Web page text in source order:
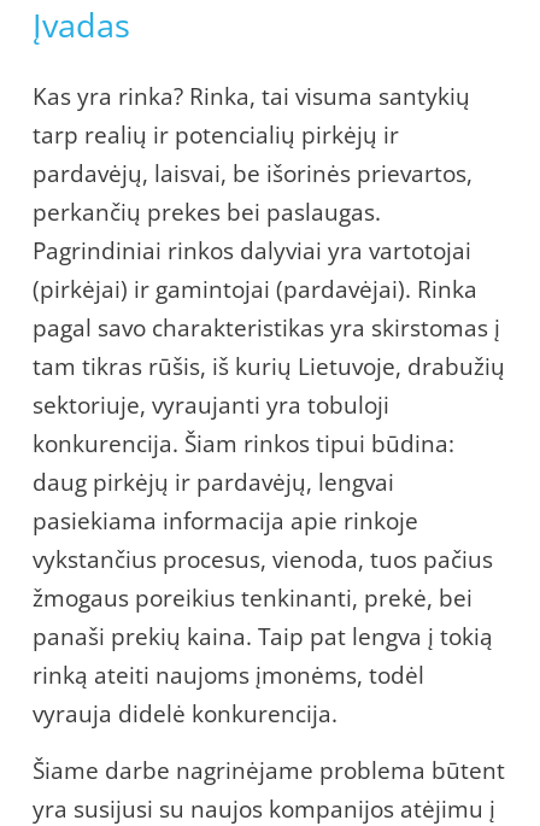
Įvadas
Kas yra rinka? Rinka, tai visuma santykių
tarp realių ir potencialių pirkėjų ir
pardavėjų, laisvai, be išorinės prievartos,
perkančių prekes bei paslaugas.
Pagrindiniai rinkos dalyviai yra vartotojai
(pirkėjai) ir gamintojai (pardavėjai). Rinka
pagal savo charakteristikas yra skirstomas į
tam tikras rūšis, iš kurių Lietuvoje, drabužių
sektoriuje, vyraujanti yra tobuloji
konkurencija. Šiam rinkos tipui būdina:
daug pirkėjų ir pardavėjų, lengvai
pasiekiama informacija apie rinkoje
vykstančius procesus, vienoda, tuos pačius
žmogaus poreikius tenkinanti, prekė, bei
panaši prekių kaina. Taip pat lengva į tokią
rinką ateiti naujoms įmonėms, todėl
vyrauja didelė konkurencija.
Šiame darbe nagrinėjame problema būtent
yra susijusi su naujos kompanijos atėjimu į